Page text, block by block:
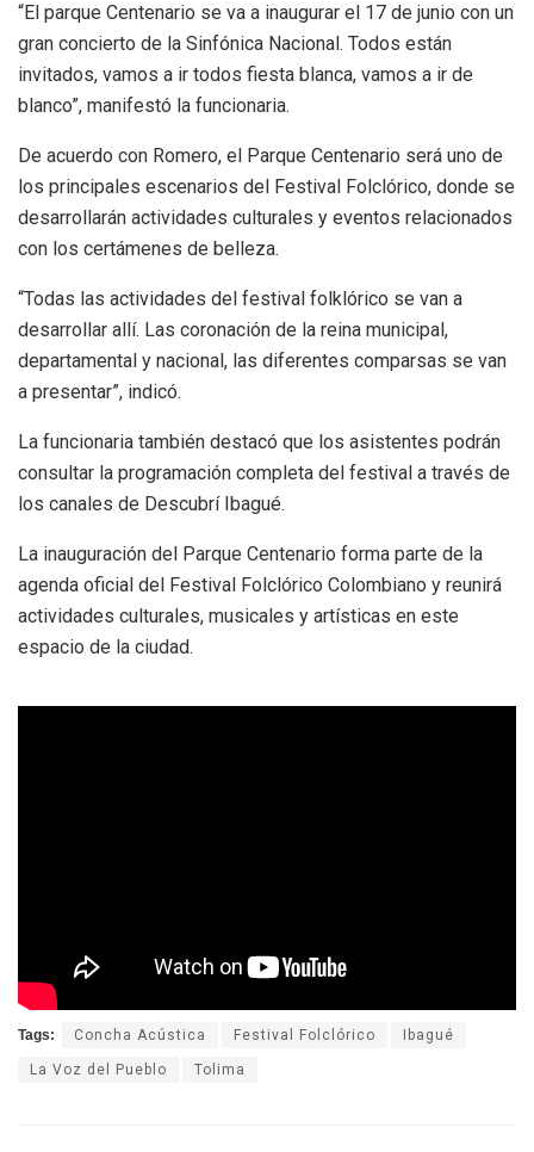
“El parque Centenario se va a inaugurar el 17 de junio con un
gran concierto de la Sinfónica Nacional. Todos están
invitados, vamos a ir todos fiesta blanca, vamos a ir de
blanco”, manifestó la funcionaria.
De acuerdo con Romero, el Parque Centenario será uno de
los principales escenarios del Festival Folclórico, donde se
desarrollarán actividades culturales y eventos relacionados
con los certámenes de belleza.
“Todas las actividades del festival folklórico se van a
desarrollar allí. Las coronación de la reina municipal,
departamental y nacional, las diferentes comparsas se van
a presentar”, indicó.
La funcionaria también destacó que los asistentes podrán
consultar la programación completa del festival a través de
los canales de Descubrí Ibagué.
La inauguración del Parque Centenario forma parte de la
agenda oficial del Festival Folclórico Colombiano y reunirá
actividades culturales, musicales y artísticas en este
espacio de la ciudad.
Tags: Concha Acústica Festival Folclórico Ibagué
La Voz del Pueblo Tolima